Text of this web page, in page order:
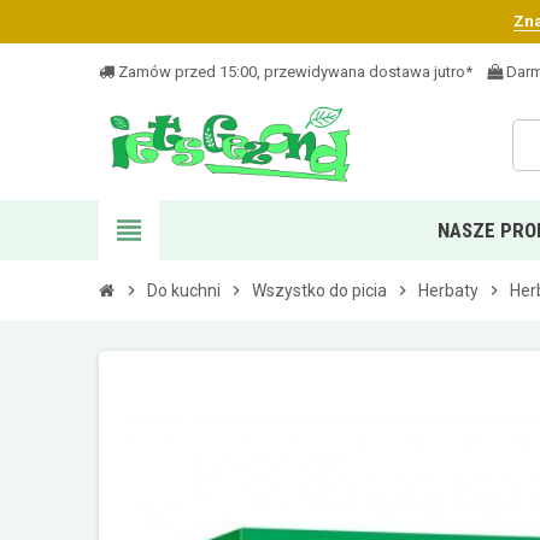
Zamów przed 15:00, przewidywana dostawa jutro*
view_headline NASZE
chevron_right Do kuchni chevron_right Wszystko do picia chevron_right Herbaty chevron_right